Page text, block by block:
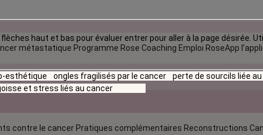
métastatique Programme Rose Coaching Emploi RoseApp
contre le cancer Pratiques complémentaires Reconstructions
haut et bas pour évaluer entrer pour aller à la page désirée.
esthétique ongles fragilisés par le cancer
perte de sourcils liée
et stress liés au cancer